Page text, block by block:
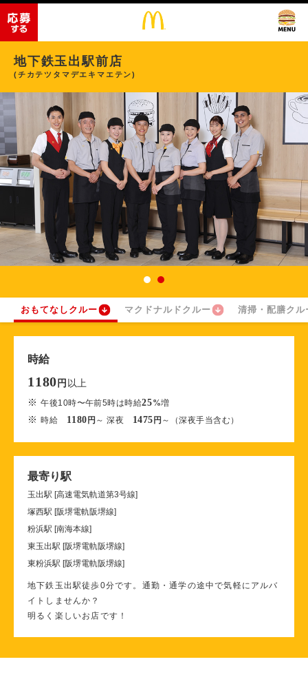
地下鉄玉出駅前店
(チカテツタマデエキマエテン)
おもてなしクルー マクドナルドクルー 清掃・配膳クル
時給
1180 円 以上
※午後10時〜午前5時は時給25%増
※時給 1180円 ～ 深夜 1475円 ～（深夜手当含む）
最寄り駅
玉出駅 [高速電気軌道第3号線]
塚西駅 [阪堺電軌阪堺線]
粉浜駅 [南海本線]
東玉出駅 [阪堺電軌阪堺線]
東粉浜駅 [阪堺電軌阪堺線]
地下鉄玉出駅徒歩0分です。通勤・通学の途中で気軽にアルバ
イトしませんか？
明るく楽しいお店です！